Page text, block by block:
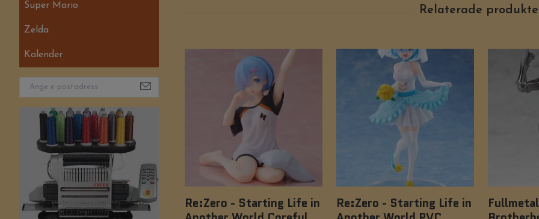
Super Mario
Zelda
Kalender
Re:Zero - Starting Life in
Re:Zero - Starting Life in